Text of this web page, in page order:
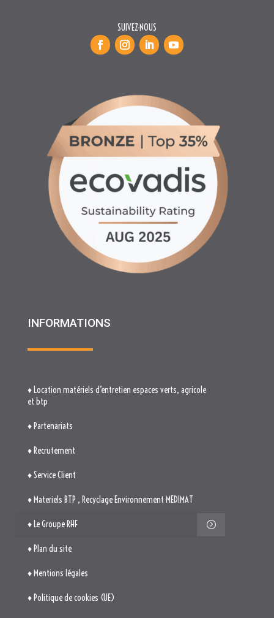
SUIVEZ-NOUS
INFORMATIONS
♦ Location matériels d’entretien espaces verts, agricole
et btp
♦ Partenariats
♦ Recrutement
♦ Service Client
♦ Materiels BTP , Recyclage Environnement MEDIMAT
♦ Le Groupe RHF
♦ Plan du site
♦ Mentions légales
♦ Politique de cookies (UE)